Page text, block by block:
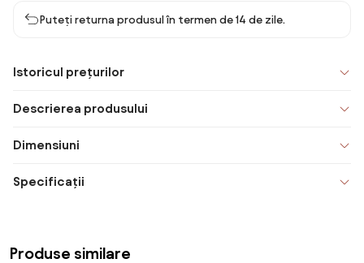
Puteți returna produsul în termen de 14 de zile.
Istoricul prețurilor
Descrierea produsului
Dimensiuni
Specificații
Produse similare